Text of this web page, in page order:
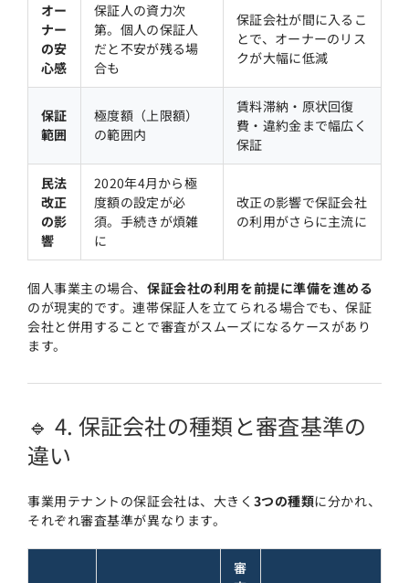
オー
ナー
の安
心感
保証人の資力次
第。個人の保証人
だと不安が残る場
合も
保証会社が間に入るこ
とで、オーナーのリス
クが大幅に低減
保証
範囲
極度額（上限額）
の範囲内
賃料滞納・原状回復
費・違約金まで幅広く
保証
民法
改正
の影
響
2020年4月から極
度額の設定が必
須。手続きが煩雑
に
改正の影響で保証会社
の利用がさらに主流に
個人事業主の場合、保証会社の利用を前提に準備を進める
のが現実的です。連帯保証人を立てられる場合でも、保証
会社と併用することで審査がスムーズになるケースがあり
ます。
🔹 4. 保証会社の種類と審査基準の
違い
事業用テナントの保証会社は、大きく 3つの種類に分かれ、
それぞれ審査基準が異なります。
審